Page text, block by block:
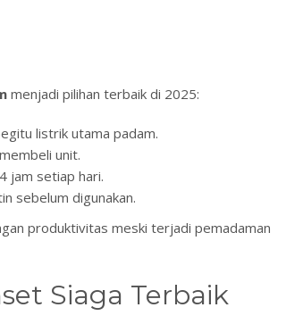
menjadi pilihan terbaik di 2025:
listrik utama padam.
unit.
jam setiap hari.
sebelum digunakan.
produktivitas meski terjadi pemadaman
Siaga Terbaik